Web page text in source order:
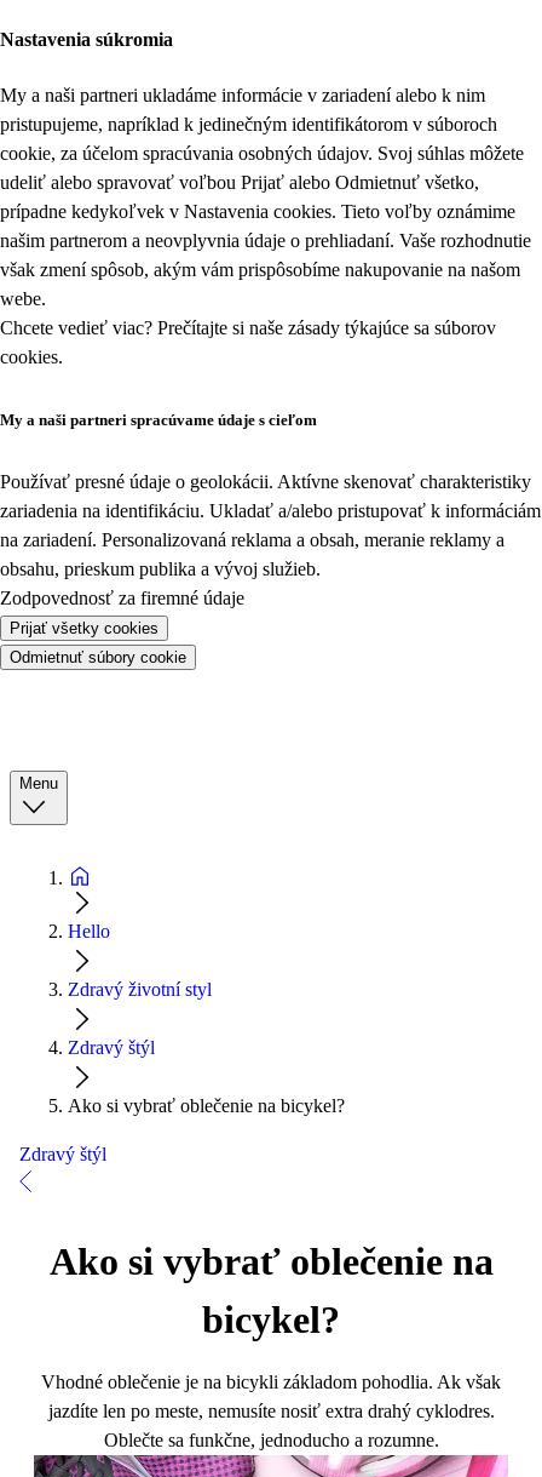
Nastavenia súkromia
My a naši partneri ukladáme informácie v zariadení alebo k nim
pristupujeme, napríklad k jedinečným identifikátorom v súboroch
cookie, za účelom spracúvania osobných údajov. Svoj súhlas môžete
udeliť alebo spravovať voľbou Prijať alebo Odmietnuť všetko,
prípadne kedykoľvek v Nastavenia cookies. Tieto voľby oznámime
našim partnerom a neovplyvnia údaje o prehliadaní. Vaše rozhodnutie
však zmení spôsob, akým vám prispôsobíme nakupovanie na našom
webe.
Chcete vedieť viac? Prečítajte si naše zásady týkajúce sa súborov
cookies.
My a naši partneri spracúvame údaje s cieľom
Používať presné údaje o geolokácii. Aktívne skenovať charakteristiky
zariadenia na identifikáciu. Ukladať a/alebo pristupovať k informáciám
na zariadení. Personalizovaná reklama a obsah, meranie reklamy a
obsahu, prieskum publika a vývoj služieb.
Zodpovednosť za firemné údaje
Prijať všetky cookies
Odmietnuť súbory cookie
Menu
Hello
Zdravý životní styl
Zdravý štýl
Ako si vybrať oblečenie na bicykel?
Zdravý štýl
Ako si vybrať oblečenie na
bicykel?
Vhodné oblečenie je na bicykli základom pohodlia. Ak však
jazdíte len po meste, nemusíte nosiť extra drahý cyklodres.
Oblečte sa funkčne, jednoducho a rozumne.